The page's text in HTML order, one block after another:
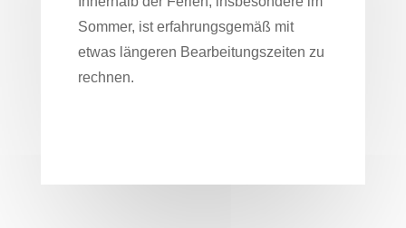
Sommer, ist erfahrungsgemäß mit
etwas längeren Bearbeitungszeiten zu
rechnen.